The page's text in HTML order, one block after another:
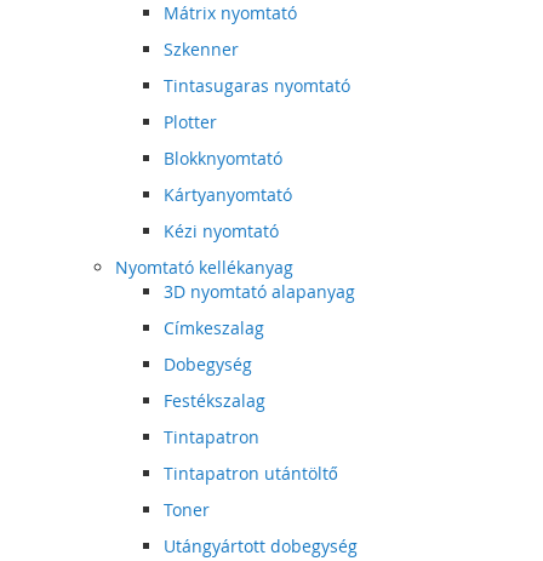
Mátrix nyomtató
Szkenner
Tintasugaras nyomtató
Plotter
Blokknyomtató
Kártyanyomtató
Kézi nyomtató
Nyomtató kellékanyag
3D nyomtató alapanyag
Címkeszalag
Dobegység
Festékszalag
Tintapatron
Tintapatron utántöltő
Toner
Utángyártott dobegység